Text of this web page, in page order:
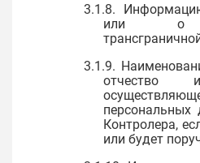
3.1.8.
или о
3.1.9.
Контролера,
или будет